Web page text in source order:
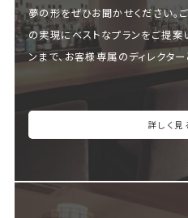
夢の形をぜひお聞かせください。
の実現にベストなプランをご提案
ンまで、お客様専属のディレクター
詳しく見